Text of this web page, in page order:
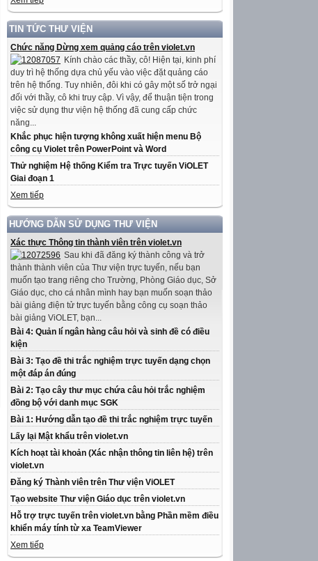
TIN TỨC THƯ VIỆN
Chức năng Dừng xem quảng cáo trên violet.vn
Kính chào các thầy, cô! Hiện tại, kinh phí
duy trì hệ thống dựa chủ yếu vào việc đặt quảng cáo
trên hệ thống. Tuy nhiên, đôi khi có gây một số trở ngại
đối với thầy, cô khi truy cập. Vì vậy, để thuận tiện trong
việc sử dụng thư viện hệ thống đã cung cấp chức
năng...
Khắc phục hiện tượng không xuất hiện menu Bộ
công cụ Violet trên PowerPoint và Word
Thử nghiệm Hệ thống Kiểm tra Trực tuyến ViOLET
Giai đoạn 1
Xem tiếp
HƯỚNG DẪN SỬ DỤNG THƯ VIỆN
Xác thực Thông tin thành viên trên violet.vn
Sau khi đã đăng ký thành công và trở
thành thành viên của Thư viện trực tuyến, nếu bạn
muốn tạo trang riêng cho Trường, Phòng Giáo dục, Sở
Giáo dục, cho cá nhân mình hay bạn muốn soạn thảo
bài giảng điện tử trực tuyến bằng công cụ soạn thảo
bài giảng ViOLET, bạn...
Bài 4: Quản lí ngân hàng câu hỏi và sinh đề có điều
kiện
Bài 3: Tạo đề thi trắc nghiệm trực tuyến dạng chọn
một đáp án đúng
Bài 2: Tạo cây thư mục chứa câu hỏi trắc nghiệm
đồng bộ với danh mục SGK
Bài 1: Hướng dẫn tạo đề thi trắc nghiệm trực tuyến
Lấy lại Mật khẩu trên violet.vn
Kích hoạt tài khoản (Xác nhận thông tin liên hệ) trên
violet.vn
Đăng ký Thành viên trên Thư viện ViOLET
Tạo website Thư viện Giáo dục trên violet.vn
Hỗ trợ trực tuyến trên violet.vn bằng Phần mềm điều
khiển máy tính từ xa TeamViewer
Xem tiếp